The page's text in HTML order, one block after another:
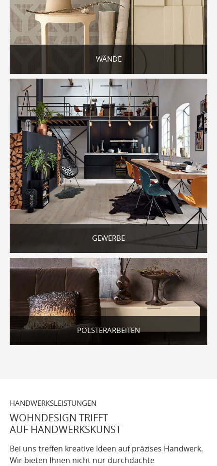
WÄNDE
GEWERBE
POLSTERARBEITEN
HANDWERKSLEISTUNGEN
WOHNDESIGN TRIFFT
AUF HANDWERKSKUNST
Bei uns treffen kreative Ideen auf präzises Handwerk.
Wir bieten Ihnen nicht nur durchdachte